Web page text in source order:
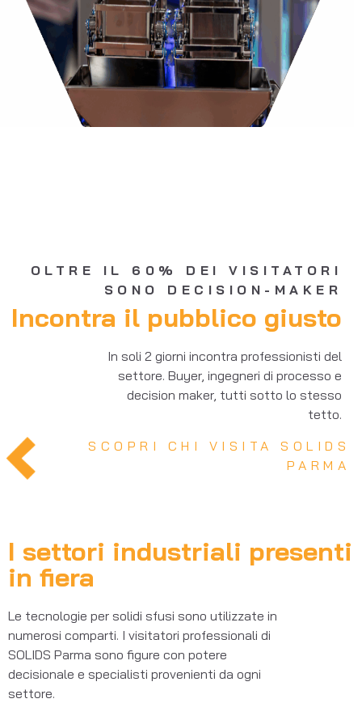
OLTRE IL 60% DEI VISITATORI
SONO DECISION-MAKER
Incontra il pubblico giusto
In soli 2 giorni incontra professionisti del
settore. Buyer, ingegneri di processo e
decision maker, tutti sotto lo stesso
tetto.
SCOPRI CHI VISITA SOLIDS
PARMA
I settori industriali presenti
in fiera
Le tecnologie per solidi sfusi sono utilizzate in
numerosi comparti. I visitatori professionali di
SOLIDS Parma sono figure con potere
decisionale e specialisti provenienti da ogni
settore.